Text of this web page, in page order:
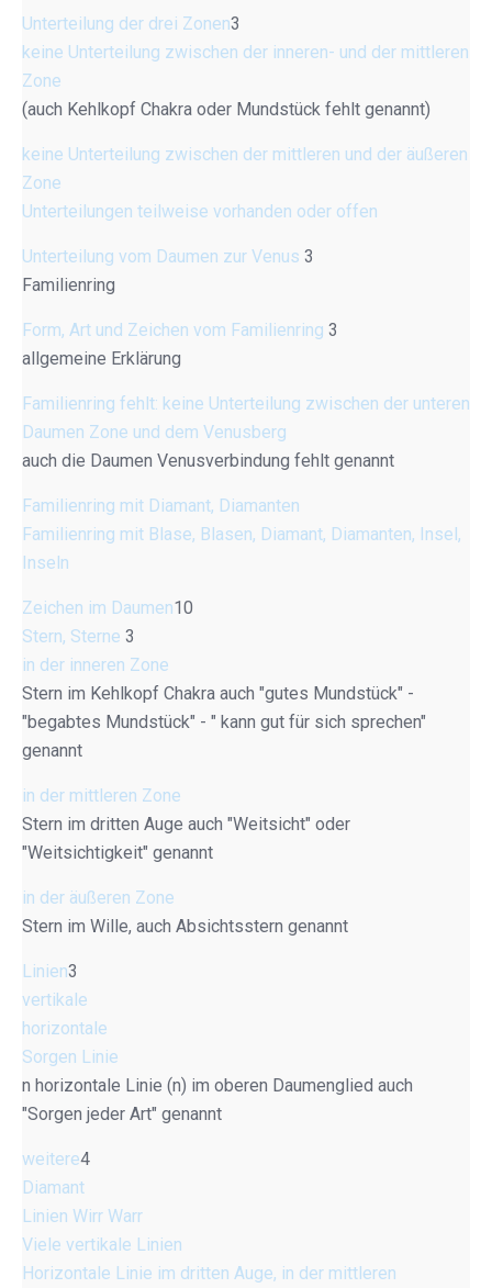
Unterteilung der drei Zonen3
keine Unterteilung zwischen der inneren- und der mittleren
Zone
(auch Kehlkopf Chakra oder Mundstück fehlt genannt)
keine Unterteilung zwischen der mittleren und der äußeren
Zone
Unterteilungen teilweise vorhanden oder offen
Unterteilung vom Daumen zur Venus 3
Familienring
Form, Art und Zeichen vom Familienring 3
allgemeine Erklärung
Familienring fehlt: keine Unterteilung zwischen der unteren
Daumen Zone und dem Venusberg
auch die Daumen Venusverbindung fehlt genannt
Familienring mit Diamant, Diamanten
Familienring mit Blase, Blasen, Diamant, Diamanten, Insel,
Inseln
Zeichen im Daumen10
Stern, Sterne 3
in der inneren Zone
Stern im Kehlkopf Chakra auch "gutes Mundstück" -
"begabtes Mundstück" - " kann gut für sich sprechen"
genannt
in der mittleren Zone
Stern im dritten Auge auch "Weitsicht" oder
"Weitsichtigkeit" genannt
in der äußeren Zone
Stern im Wille, auch Absichtsstern genannt
Linien3
vertikale
horizontale
Sorgen Linie
n horizontale Linie (n) im oberen Daumenglied auch
"Sorgen jeder Art" genannt
weitere4
Diamant
Linien Wirr Warr
Viele vertikale Linien
Horizontale Linie im dritten Auge, in der mittleren